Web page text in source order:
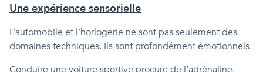
Une expérience sensorielle
L’automobile et l’horlogerie ne sont pas seulement des
domaines techniques. Ils sont profondément émotionnels.
Conduire une voiture sportive procure de l’adrénaline.